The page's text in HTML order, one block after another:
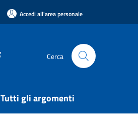
Accedi all'area personale
Cerca
Tutti gli argomenti